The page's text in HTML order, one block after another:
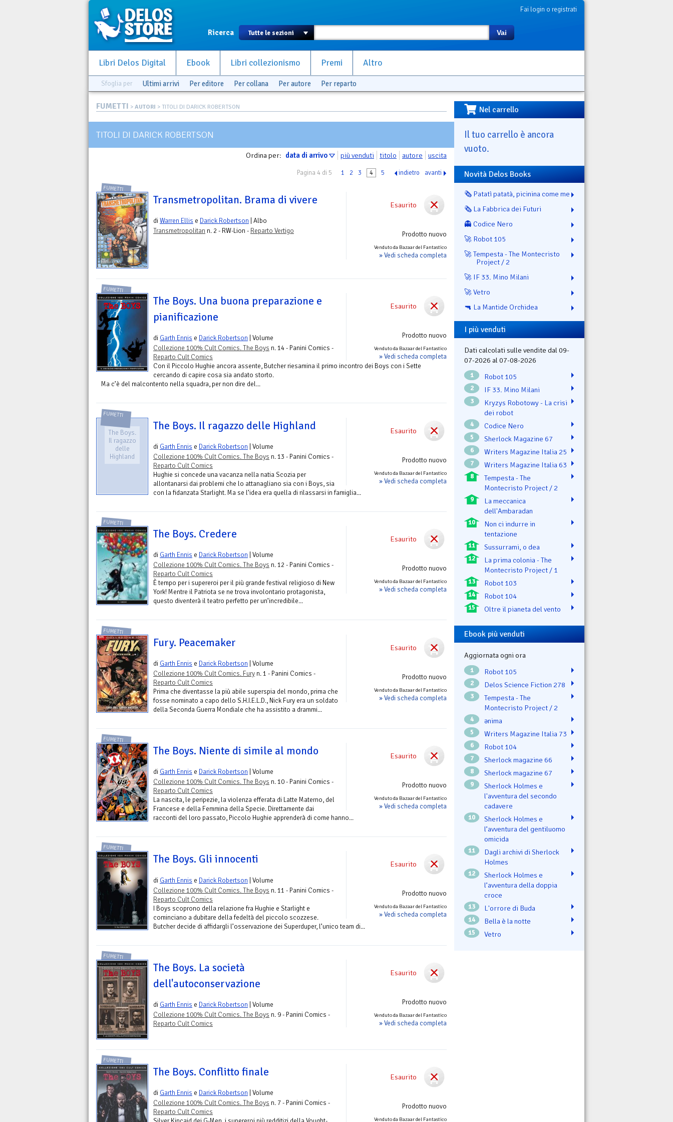
Fai login o registrati
Ricerca Vai
Libri Delos Digital Ebook Libri collezionismo Premi Altro
Sfoglia per Ultimi arrivi Per editore Per collana Per autore Per reparto
FUMETTI > AUTORI > TITOLI DI DARICK ROBERTSON
TITOLI DI DARICK ROBERTSON
Ordina per: data di arrivo più venduti titolo autore uscita
Pagina 4 di 5 1 2 3 4 5 indietro avanti
Esaurito
Prodotto nuovo
Venduto da Bazaar del Fantastico
» Vedi scheda completa
FUMETTI
Transmetropolitan. Brama di vivere
diWarren Ellis e Darick Robertson | Albo
Transmetropolitan n. 2 - RW-Lion - Reparto Vertigo
Esaurito
Prodotto nuovo
Venduto da Bazaar del Fantastico
» Vedi scheda completa
FUMETTI
The Boys. Una buona preparazione e
pianificazione
di Garth Ennis e Darick Robertson | Volume
Collezione 100% Cult Comics. The Boys n. 14 - Panini Comics -
Reparto Cult Comics
Con il Piccolo Hughie ancora assente, Butcher riesamina il primo incontro dei Boys con i Sette
cercando di capire cosa sia andato storto.
Ma c’è del malcontento nella squadra, per non dire del...
Esaurito
Prodotto nuovo
Venduto da Bazaar del Fantastico
» Vedi scheda completa
FUMETTI
The Boys.
Il ragazzo
delle
Highland
The Boys. Il ragazzo delle Highland
di Garth Ennis e Darick Robertson | Volume
Collezione 100% Cult Comics. The Boys n. 13 - Panini Comics -
Reparto Cult Comics
Hughie si concede una vacanza nella natia Scozia per
allontanarsi dai problemi che lo attanagliano sia con i Boys, sia
con la fidanzata Starlight. Ma se l’idea era quella di rilassarsi in famiglia...
Esaurito
Prodotto nuovo
Venduto da Bazaar del Fantastico
» Vedi scheda completa
FUMETTI
The Boys. Credere
di Garth Ennis e Darick Robertson | Volume
Collezione 100% Cult Comics. The Boys n. 12 - Panini Comics -
Reparto Cult Comics
È tempo per i supereroi per il più grande festival religioso di New
York! Mentre il Patriota se ne trova involontario protagonista,
questo diventerà il teatro perfetto per un’incredibile...
Esaurito
Prodotto nuovo
Venduto da Bazaar del Fantastico
» Vedi scheda completa
FUMETTI
Fury. Peacemaker
di Garth Ennis e Darick Robertson | Volume
Collezione 100% Cult Comics. Fury n. 1 - Panini Comics -
Reparto Cult Comics
Prima che diventasse la più abile superspia del mondo, prima che
fosse nominato a capo dello S.H.I.E.L.D., Nick Fury era un soldato
della Seconda Guerra Mondiale che ha assistito a drammi...
Esaurito
Prodotto nuovo
Venduto da Bazaar del Fantastico
» Vedi scheda completa
FUMETTI
The Boys. Niente di simile al mondo
di Garth Ennis e Darick Robertson | Volume
Collezione 100% Cult Comics. The Boys n. 10 - Panini Comics -
Reparto Cult Comics
La nascita, le peripezie, la violenza efferata di Latte Materno, del
Francese e della Femmina della Specie. Direttamente dai
racconti del loro passato, Piccolo Hughie apprenderà di come hanno...
Esaurito
Prodotto nuovo
Venduto da Bazaar del Fantastico
» Vedi scheda completa
FUMETTI
The Boys. Gli innocenti
di Garth Ennis e Darick Robertson | Volume
Collezione 100% Cult Comics. The Boys n. 11 - Panini Comics -
Reparto Cult Comics
I Boys scoprono della relazione fra Hughie e Starlight e
cominciano a dubitare della fedeltà del piccolo scozzese.
Butcher decide di affidargli l’osservazione dei Superduper, l’unico team di...
Esaurito
Prodotto nuovo
Venduto da Bazaar del Fantastico
» Vedi scheda completa
FUMETTI
The Boys. La società
dell'autoconservazione
di Garth Ennis e Darick Robertson | Volume
Collezione 100% Cult Comics. The Boys n. 9 - Panini Comics -
Reparto Cult Comics
Esaurito
Prodotto nuovo
Venduto da Bazaar del Fantastico
FUMETTI
The Boys. Conflitto finale
di Garth Ennis e Darick Robertson | Volume
Collezione 100% Cult Comics. The Boys n. 7 - Panini Comics -
Reparto Cult Comics
Nel carrello
Il tuo carrello è ancora
vuoto.
Novità Delos Books
🗞️ Patatì patatà, picinina come me
🗞️ La Fabbrica dei Futuri
👻 Codice Nero
🚀 Robot 105
🚀 Tempesta - The Montecristo
Project / 2
🚀 IF 33. Mino Milani
🚀 Vetro
🔫 La Mantide Orchidea
I più venduti
Dati calcolati sulle vendite dal 09-
07-2026 al 07-08-2026
1 Robot 105
2 IF 33. Mino Milani
3
Kryzys Robotowy - La crisi
dei robot
4 Codice Nero
5 Sherlock Magazine 67
6 Writers Magazine Italia 25
7 Writers Magazine Italia 63
8
Tempesta - The
Montecristo Project / 2
9
La meccanica
dell'Ambaradan
10
Non ci indurre in
tentazione
11 Sussurrami, o dea
12
La prima colonia - The
Montecristo Project / 1
13 Robot 103
14 Robot 104
15 Oltre il pianeta del vento
Ebook più venduti
Aggiornata ogni ora
1 Robot 105
2 Delos Science Fiction 278
3
Tempesta - The
Montecristo Project / 2
4 ənima
5 Writers Magazine Italia 73
6 Robot 104
7 Sherlock magazine 66
8 Sherlock magazine 67
9
Sherlock Holmes e
l'avventura del secondo
cadavere
10
Sherlock Holmes e
l’avventura del gentiluomo
omicida
11
Dagli archivi di Sherlock
Holmes
12
Sherlock Holmes e
l’avventura della doppia
croce
13 L'orrore di Buda
14 Bella è la notte
15 Vetro